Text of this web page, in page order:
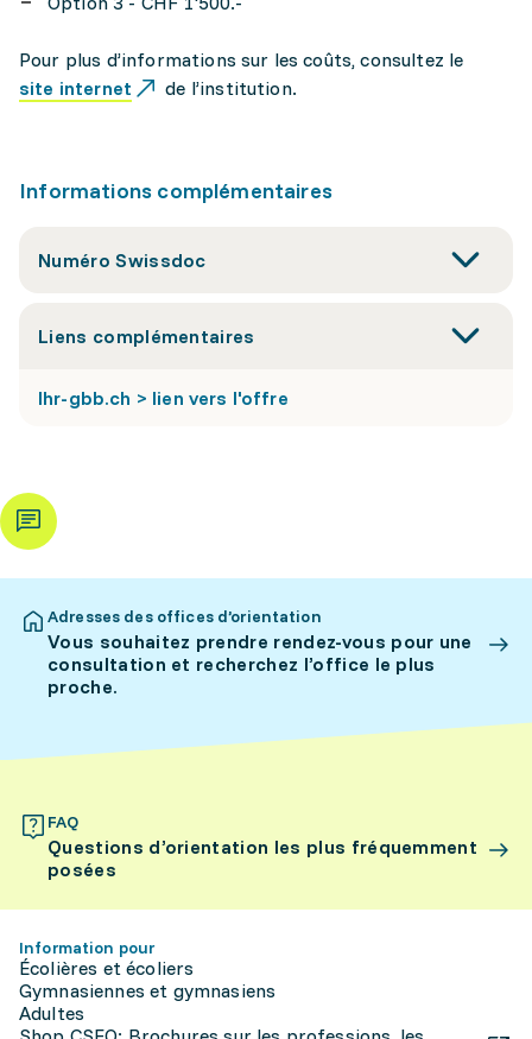
Pour plus d’informations sur les coûts, consultez le
site internet
de l’institution.
Informations complémentaires
Numéro Swissdoc
Liens complémentaires
lhr-gbb.ch > lien vers l'offre
Adresses des offices d’orientation
Vous souhaitez prendre rendez-vous pour une
consultation et recherchez l’office le plus
proche.
FAQ
Questions d’orientation les plus fréquemment
posées
Information pour
Écolières et écoliers
Gymnasiennes et gymnasiens
Adultes